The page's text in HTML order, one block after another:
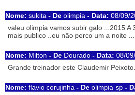
Nome: sukita - De olimpia - Data: 08/09/
valeu olimpia vamos subir galo ...2015
mais publico ..eu não perco um a noite
Nome: Milton - De Dourado - Data: 08/
Grande treinador este Claudemir Peixoto.
Nome: flavio corujinha - De olimpia-sp -